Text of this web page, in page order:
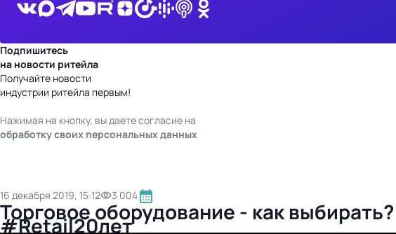
Подпишитесь
на новости ритейла
Получайте новости
индустрии ритейла первым!
Нажимая на кнопку, вы даете согласие на
обработку своих персональных данных
16 декабря 2019, 15:12 3 004
Торговое оборудование - как
#Retail20лет